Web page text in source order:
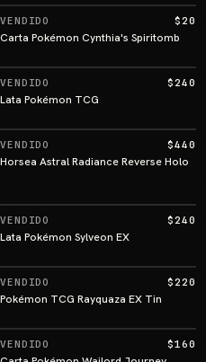
VENDIDO $20
Carta Pokémon Cynthia's Spiritomb
VENDIDO $240
Lata Pokémon TCG
VENDIDO $440
Horsea Astral Radiance Reverse Holo
VENDIDO $240
Lata Pokémon Sylveon EX
VENDIDO $220
Pokémon TCG Rayquaza EX Tin
VENDIDO $160